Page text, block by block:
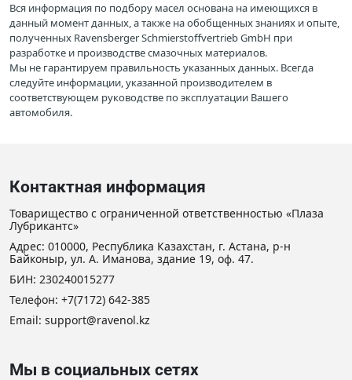
Вся информация по подбору масел основана на имеющихся в
данный момент данных, а также на обобщенных знаниях и опыте,
полученных Ravensberger Schmierstoffvertrieb GmbH при
разработке и производстве смазочных материалов.
Мы не гарантируем правильность указанных данных. Всегда
следуйте информации, указанной производителем в
соответствующем руководстве по эксплуатации Вашего
автомобиля.
Контактная информация
Товарищество с ограниченной ответственностью «Плаза
Лубрикантс»
Адрес: 010000, Республика Казахстан, г. Астана, р-н
Байконыр, ул. А. Иманова, здание 19, оф. 47.
БИН: 230240015277
Телефон: +7(7172) 642-385
Email: support@ravenol.kz
Мы в социальных сетях